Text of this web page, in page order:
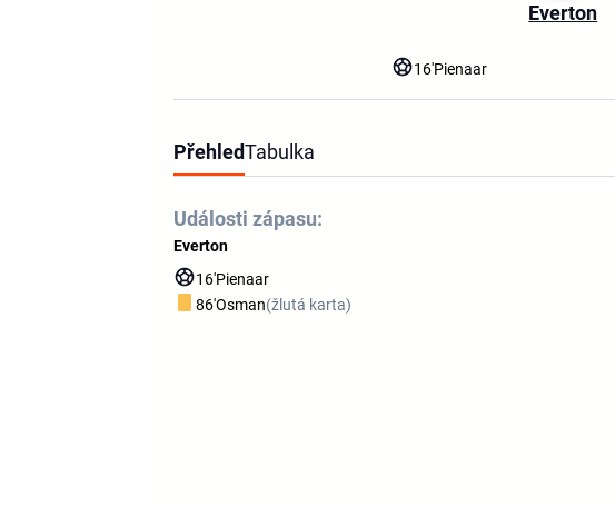
Everton
16'Pienaar
PřehledTabulka
Události zápasu:
Everton
16'Pienaar
86'Osman(žlutá karta)